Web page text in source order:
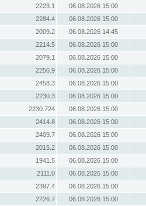
2223.1
06.08.2026 15:00
2284.4
06.08.2026 15:00
2009.2
06.08.2026 14:45
2214.5
06.08.2026 15:00
2079.1
06.08.2026 15:00
2256.9
06.08.2026 15:00
2458.3
06.08.2026 15:00
2230.3
06.08.2026 15:00
2230.724
06.08.2026 15:00
2414.8
06.08.2026 15:00
2409.7
06.08.2026 15:00
2015.2
06.08.2026 15:00
1941.5
06.08.2026 15:00
2111.0
06.08.2026 15:00
2397.4
06.08.2026 15:00
2226.7
06.08.2026 15:00